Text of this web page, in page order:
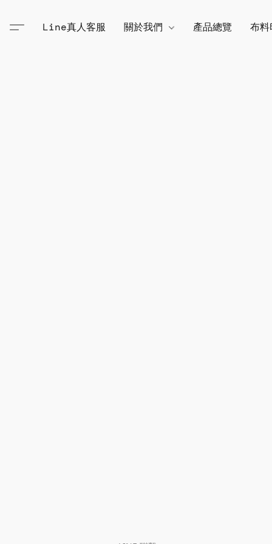
Line真人客服 關於我們 產品總覽 布